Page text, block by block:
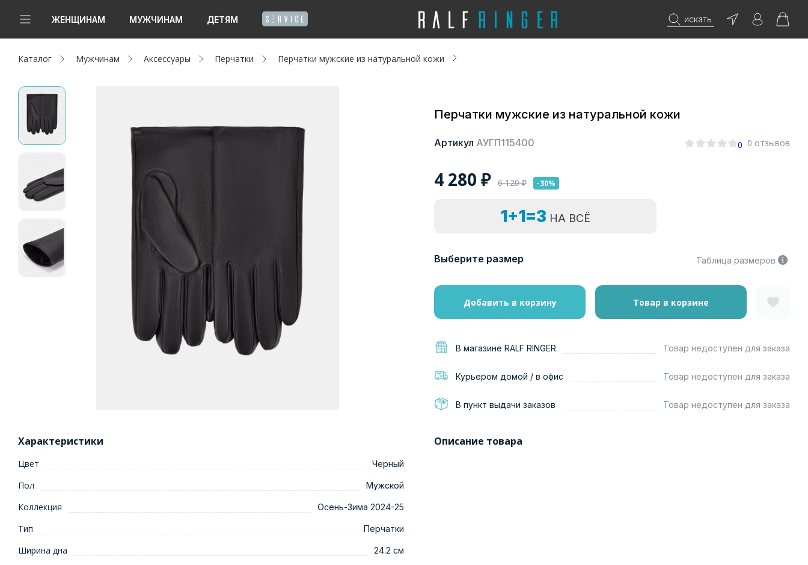
ЖЕНЩИНАМ МУЖЧИНАМ ДЕТЯМ искать
Новинки
Женщинам
Мужчинам
Капсула
Акции / Новости
Адреса магазинов
Каталог Мужчинам Аксессуары Перчатки Перчатки мужские из натуральной кожи
Перчатки мужские из натуральной кожи
Артикул АУГП115400 0 0 отзывов
4 280 ₽ 6 120₽ -30%
1+1=3 НА ВСЁ
Выберите размер Таблица размеров
Добавить в корзину Товар в корзине
В магазине RALF RINGER Товар недоступен для заказа
Курьером домой / в офис Товар недоступен для заказа
В пункт выдачи заказов Товар недоступен для заказа
Характеристики
Цвет Черный
Пол Мужской
Коллекция Осень-Зима 2024-25
Тип Перчатки
Ширина дна 24.2 см
Описание товара